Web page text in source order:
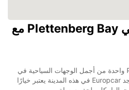
تأجير السيارات في Plettenberg Bay مع
تعتبر مدينة Plettenberg Bay واحدة من أجمل الوجهات السياحية في
جنوب أفريقيا، ولا شك أن تواجد Europcar في هذه المدينة يعتبر خيارًا